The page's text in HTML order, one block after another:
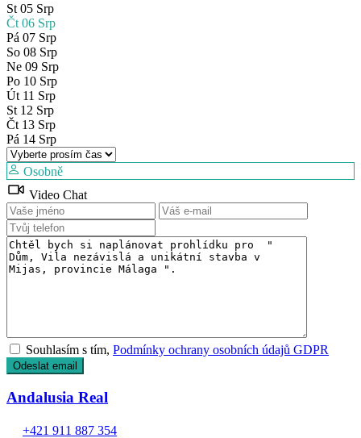
St 05 Srp
Čt 06 Srp
Pá 07 Srp
So 08 Srp
Ne 09 Srp
Po 10 Srp
Út 11 Srp
St 12 Srp
Čt 13 Srp
Pá 14 Srp
Osobně
Video Chat
Souhlasím s tím,Podmínky ochrany osobních údajů GDPR
Andalusia Real
+421 911 887 354